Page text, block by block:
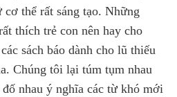
cơ thể rất sáng tạo. Những
thích trẻ con nên hay cho
sách báo dành cho lũ thiếu
Chúng tôi lại túm tụm nhau
đố nhau ý nghĩa các từ khó mới